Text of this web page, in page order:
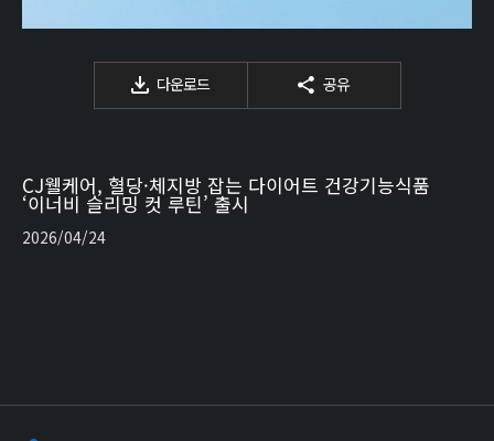
다운로드 공유
CJ웰케어, 혈당·체지방 잡는 다이어트 건강기능식품
‘이너비 슬리밍 컷 루틴’ 출시
2026/04/24